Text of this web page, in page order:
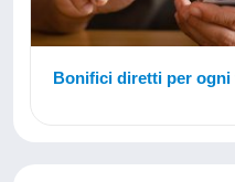
Bonifici diretti per ogni